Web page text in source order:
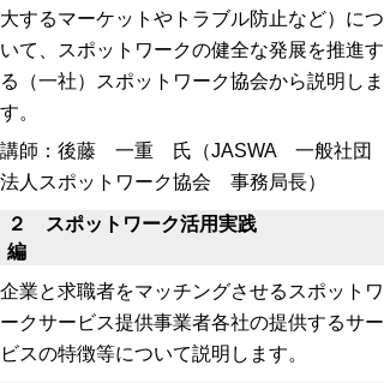
大するマーケットやトラブル防止など）につ
いて、スポットワークの健全な発展を推進す
る（一社）スポットワーク協会から説明しま
す。
講師：後藤 一重 氏（JASWA 一般社団
法人スポットワーク協会 事務局長）
２ スポットワーク活用実践
編
企業と求職者をマッチングさせるスポットワ
ークサービス提供事業者各社の提供するサー
ビスの特徴等について説明します。